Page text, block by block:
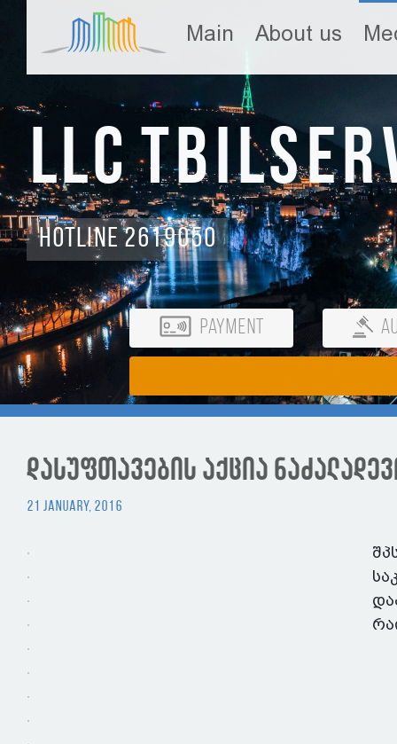
Main About us
LLC
Hotline 2619050
Payment
დასუფთავების აქცია
21 January, 2016